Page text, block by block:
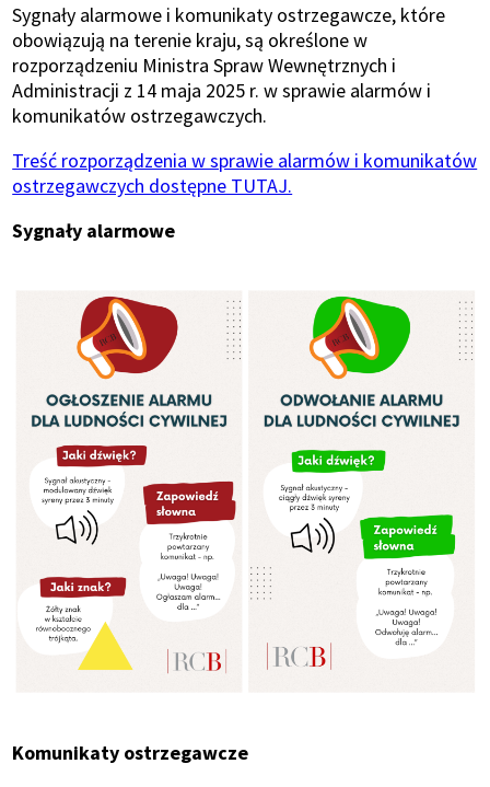
Sygnały alarmowe i komunikaty ostrzegawcze, które
obowiązują na terenie kraju, są określone w
rozporządzeniu Ministra Spraw Wewnętrznych i
Administracji z 14 maja 2025 r. w sprawie alarmów i
komunikatów ostrzegawczych.
Treść rozporządzenia w sprawie alarmów i komunikatów
ostrzegawczych dostępne TUTAJ.
Sygnały alarmowe
Komunikaty ostrzegawcze